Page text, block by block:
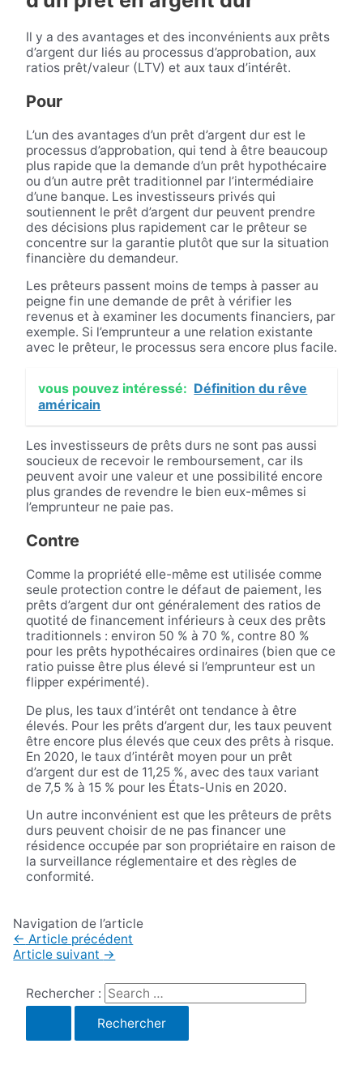
Il y a des avantages et des inconvénients aux prêts
d’argent dur liés au processus d’approbation, aux
ratios prêt/valeur (LTV) et aux taux d’intérêt.
Pour
L’un des avantages d’un prêt d’argent dur est le
processus d’approbation, qui tend à être beaucoup
plus rapide que la demande d’un prêt hypothécaire
ou d’un autre prêt traditionnel par l’intermédiaire
d’une banque. Les investisseurs privés qui
soutiennent le prêt d’argent dur peuvent prendre
des décisions plus rapidement car le prêteur se
concentre sur la garantie plutôt que sur la situation
financière du demandeur.
Les prêteurs passent moins de temps à passer au
peigne fin une demande de prêt à vérifier les
revenus et à examiner les documents financiers, par
exemple. Si l’emprunteur a une relation existante
avec le prêteur, le processus sera encore plus facile.
vous pouvez intéressé: Définition du rêve
américain
Les investisseurs de prêts durs ne sont pas aussi
soucieux de recevoir le remboursement, car ils
peuvent avoir une valeur et une possibilité encore
plus grandes de revendre le bien eux-mêmes si
l’emprunteur ne paie pas.
Contre
Comme la propriété elle-même est utilisée comme
seule protection contre le défaut de paiement, les
prêts d’argent dur ont généralement des ratios de
quotité de financement inférieurs à ceux des prêts
traditionnels : environ 50 % à 70 %, contre 80 %
pour les prêts hypothécaires ordinaires (bien que ce
ratio puisse être plus élevé si l’emprunteur est un
flipper expérimenté).
De plus, les taux d’intérêt ont tendance à être
élevés. Pour les prêts d’argent dur, les taux peuvent
être encore plus élevés que ceux des prêts à risque.
En 2020, le taux d’intérêt moyen pour un prêt
d’argent dur est de 11,25 %, avec des taux variant
de 7,5 % à 15 % pour les États-Unis en 2020.
Un autre inconvénient est que les prêteurs de prêts
durs peuvent choisir de ne pas financer une
résidence occupée par son propriétaire en raison de
la surveillance réglementaire et des règles de
conformité.
Navigation de l’article
← Article précédent
Article suivant →
Rechercher :